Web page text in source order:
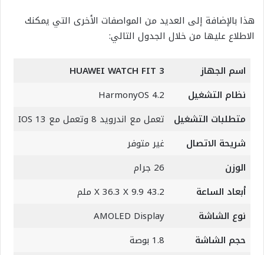
هذا بالإضافة إلى العديد من المواصفات الأخرى التي يمكنك
الاطلاع عليها من خلال الجدول التالي:
اسم الجهاز
HUAWEI WATCH FIT 3
نظام التشغيل
HarmonyOS 4.2
متطلبات التشغيل
تعمل مع اندرويد 8 وتعمل مع IOS 13
شريحة الاتصال
غير متوفر
الوزن
26 جرام
أبعاد الساعة
43.2 X 36.3 X 9.9 ملم
نوع الشاشة
AMOLED Display
حجم الشاشة
1.8 بوصة